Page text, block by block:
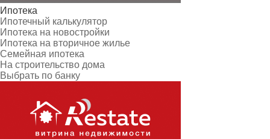
Ипотека
Ипотечный калькулятор
Ипотека на новостройки
Ипотека на вторичное жилье
Семейная ипотека
На строительство дома
Выбрать по банку